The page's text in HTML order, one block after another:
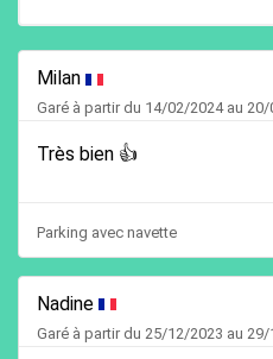
Milan
Garé à partir du 14/02/2024 au
Très bien 👍
Parking avec navette
Nadine
Garé à partir du 25/12/2023 au